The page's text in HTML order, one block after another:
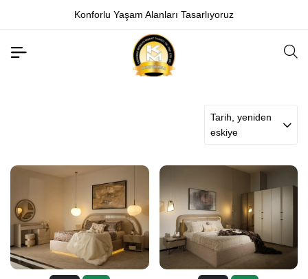
Konforlu Yaşam Alanları Tasarlıyoruz
Tarih, yeniden
eskiye